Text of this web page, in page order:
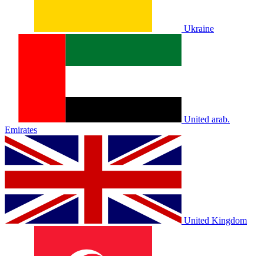
Ukraine
United arab.
Emirates
United Kingdom